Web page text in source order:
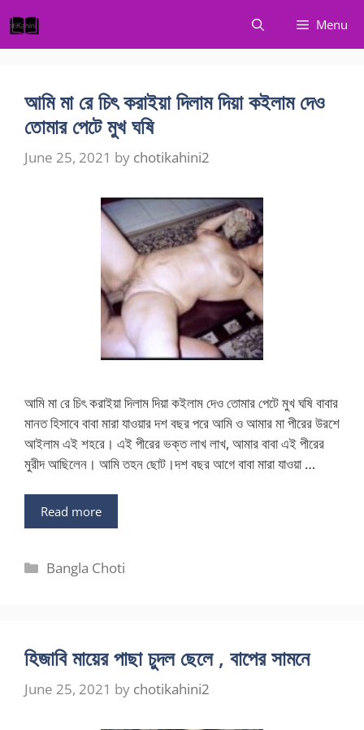
to
content
Menu
আমি মা রে চিৎ করাইয়া দিলাম দিয়া কইলাম দেও
তোমার পেটে মুখ ঘষি
June 25, 2021 by chotikahini2
আমি মা রে চিৎ করাইয়া দিলাম দিয়া কইলাম দেও তোমার পেটে মুখ ঘষি বাবার
মানত হিসাবে বাবা মারা যাওয়ার দশ বছর পরে আমি ও আমার মা পীরের উরশে
আইলাম এই শহরে। এই পীরের ভক্ত লাখ লাখ, আমার বাবা এই পীরের
মুরীদ আছিলেন। আমি তহন ছোট।দশ বছর আগে বাবা মারা যাওয়া …
Read more
Categories
Bangla Choti
হিজাবি মায়ের পাছা চুদল ছেলে , বাপের সামনে
June 25, 2021 by chotikahini2